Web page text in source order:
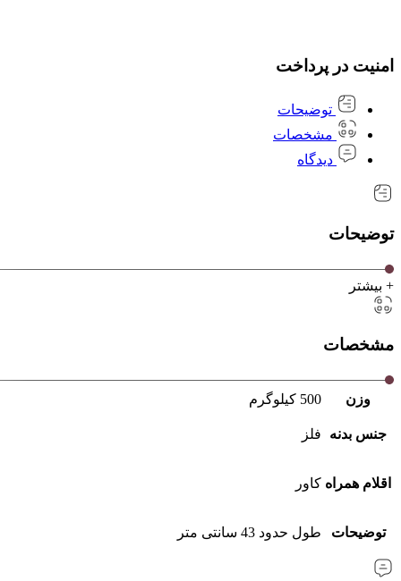
امنیت در پرداخت
توضیحات
مشخصات
دیدگاه
توضیحات
+ بیشتر
مشخصات
وزن 500 کیلوگرم
جنس بدنه فلز
اقلام همراه کاور
توضیحات طول حدود 43 سانتی متر